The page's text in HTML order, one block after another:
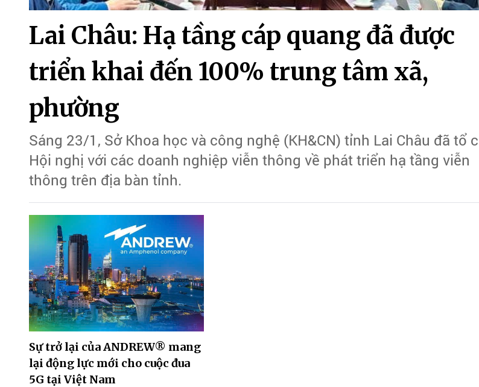
Lai Châu: Hạ tầng cáp quang đã được
triển khai đến 100% trung tâm xã,
phường
Sáng 23/1, Sở Khoa học và công nghệ (KH&CN) tỉnh Lai Châu đã tổ
Hội nghị với các doanh nghiệp viễn thông về phát triển hạ tầng viễn
thông trên địa bàn tỉnh.
Sự trở lại của ANDREW® mang
lại động lực mới cho cuộc đua
5G tại Việt Nam